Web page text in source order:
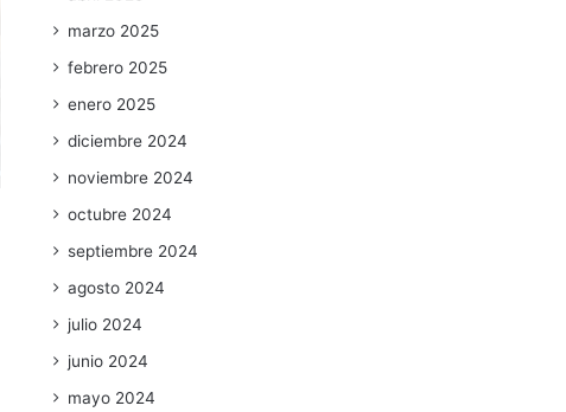
marzo 2025
febrero 2025
enero 2025
diciembre 2024
noviembre 2024
octubre 2024
septiembre 2024
agosto 2024
julio 2024
junio 2024
mayo 2024